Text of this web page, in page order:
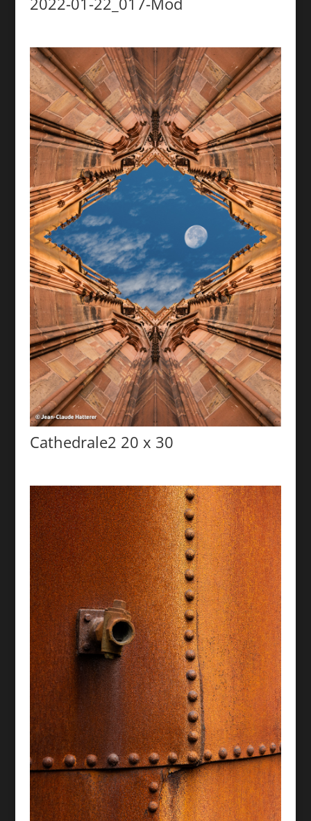
Cathedrale2 20 x 30